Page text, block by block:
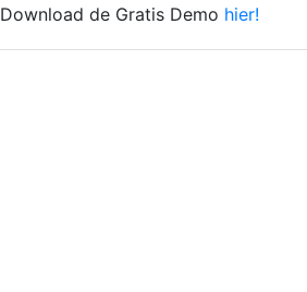
Download de Gratis Demo hier!